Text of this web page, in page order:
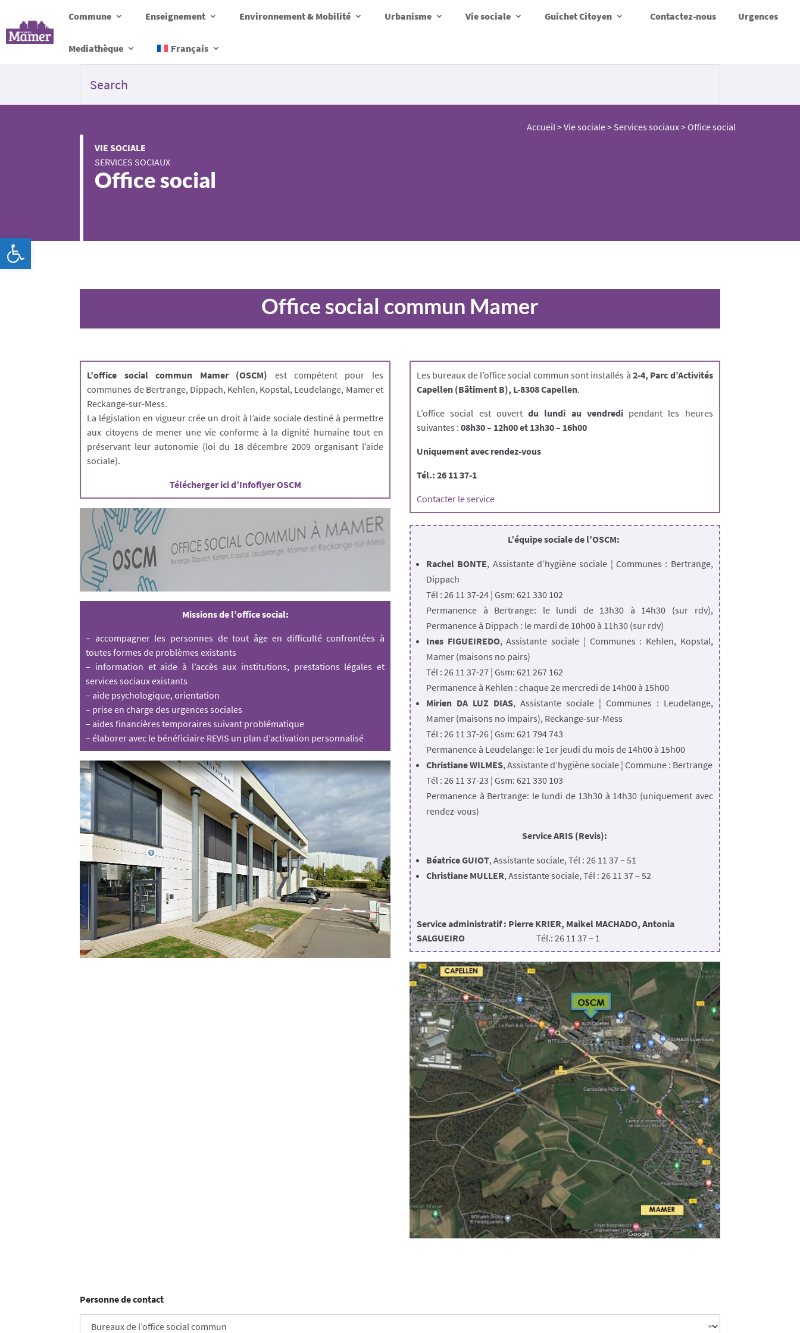
Commune Enseignement Environnement & Mobilité Urbanisme Vie sociale Guichet Citoyen Contactez-nous Urgences
Mediathèque Français
VIE SOCIALE
SERVICES SOCIAUX
Office social
Accueil>Vie sociale> Services sociaux>Office social
Office social commun Mamer
L’office social commun Mamer (OSCM) est compétent pour les
communes de Bertrange, Dippach, Kehlen, Kopstal, Leudelange, Mamer et
Reckange-sur-Mess.
La législation en vigueur crée un droit à l’aide sociale destiné à permettre
aux citoyens de mener une vie conforme à la dignité humaine tout en
préservant leur autonomie (loi du 18 décembre 2009 organisant l’aide
sociale).
Télécherger ici d’Infoflyer OSCM
Missions de l’office social:
– accompagner les personnes de tout âge en difficulté confrontées à
toutes formes de problèmes existants
– information et aide à l’accès aux institutions, prestations légales et
services sociaux existants
– aide psychologique, orientation
– prise en charge des urgences sociales
– aides financières temporaires suivant problématique
– élaborer avec le bénéficiaire REVIS un plan d’activation personnalisé
Les bureaux de l’office social commun sont installés à 2-4, Parc d’Activités
Capellen (Bâtiment B), L-8308 Capellen.
L’office social est ouvertdu lundi au vendredipendant les heures
suivantes :08h30 – 12h00 et 13h30 – 16h00
Uniquement avec rendez-vous
Tél.: 26 11 37-1
Contacter le service
L’équipe sociale de l’OSCM:
Rachel BONTE, Assistante d’hygiène sociale ¦ Communes : Bertrange,
Dippach
Tél : 26 11 37-24 ¦ Gsm: 621 330 102
Permanence à Bertrange: le lundi de 13h30 à 14h30 (sur rdv),
Permanence à Dippach : le mardi de 10h00 à 11h30 (sur rdv)
Ines FIGUEIREDO, Assistante sociale ¦ Communes : Kehlen, Kopstal,
Mamer (maisons no pairs)
Tél : 26 11 37-27 ¦ Gsm: 621 267 162
Permanence à Kehlen : chaque 2e mercredi de 14h00 à 15h00
Mirien DA LUZ DIAS, Assistante sociale ¦ Communes : Leudelange,
Mamer (maisons no impairs), Reckange-sur-Mess
Tél : 26 11 37-26 ¦ Gsm: 621 794 743
Permanence à Leudelange: le 1er jeudi du mois de 14h00 à 15h00
Christiane WILMES, Assistante d’hygiène sociale ¦ Commune : Bertrange
Tél : 26 11 37-23 ¦ Gsm: 621 330 103
Permanence à Bertrange: le lundi de 13h30 à 14h30 (uniquement avec
rendez-vous)
Service ARIS (Revis):
Béatrice GUIOT, Assistante sociale, Tél : 26 11 37 – 51
Christiane MULLER, Assistante sociale, Tél : 26 11 37 – 52
Service administratif : Pierre KRIER, Maikel MACHADO, Antonia
SALGUEIRO Tél.: 26 11 37 – 1
Personne de contact
Ouvrir la barre d’outils